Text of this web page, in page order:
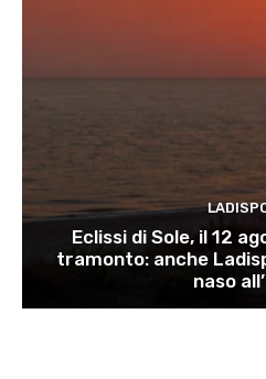
Eclissi di Sole, il 12
tramonto: anche
naso